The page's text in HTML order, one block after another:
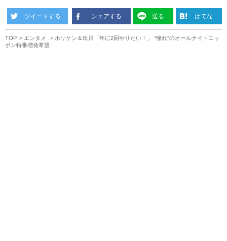
ツイートする シェアする 送る はてな
TOP エンタメ
ホリケン＆出川「年に2回やりたい！」 “憧れ”のオールナイトニッ
ポン特番増発希望